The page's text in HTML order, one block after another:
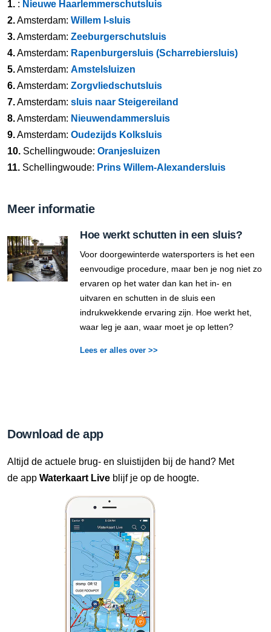
1. : Nieuwe Haarlemmerschutsluis
2.Amsterdam: Willem I-sluis
3.Amsterdam: Zeeburgerschutsluis
4.Amsterdam: Rapenburgersluis (Scharrebiersluis)
5.Amsterdam: Amstelsluizen
6.Amsterdam: Zorgvliedschutsluis
7.Amsterdam: sluis naar Steigereiland
8.Amsterdam: Nieuwendammersluis
9.Amsterdam: Oudezijds Kolksluis
10. Schellingwoude: Oranjesluizen
11. Schellingwoude: Prins Willem-Alexandersluis
Meer informatie
Hoe werkt schutten in een sluis?
Voor doorgewinterde watersporters is het een
eenvoudige procedure, maar ben je nog niet zo
ervaren op het water dan kan het in- en
uitvaren en schutten in de sluis een
indrukwekkende ervaring zijn. Hoe werkt het,
waar leg je aan, waar moet je op letten?
Lees er alles over >>
Download de app
Altijd de actuele brug- en sluistijden bij de hand? Met
de app Waterkaart Live blijf je op de hoogte.